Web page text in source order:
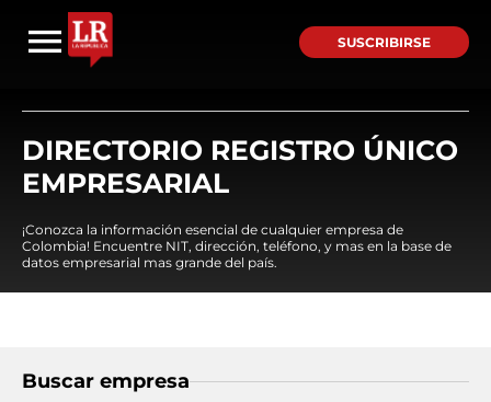
SUSCRIBIRSE
DIRECTORIO REGISTRO ÚNICO
EMPRESARIAL
¡Conozca la información esencial de cualquier empresa de
Colombia! Encuentre NIT, dirección, teléfono, y mas en la base de
datos empresarial mas grande del país.
Buscar empresa